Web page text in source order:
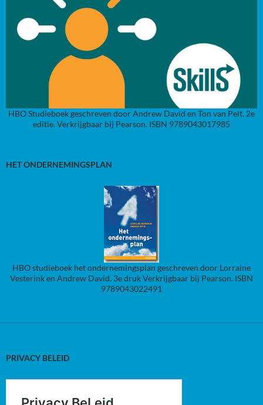
HBO Studieboek geschreven door Andrew David en Ton van Pelt. 2e
editie. Verkrijgbaar bij Pearson. ISBN 9789043017985
HET ONDERNEMINGSPLAN
HBO studieboek het ondernemingsplan geschreven door Lorraine
Vesterink en Andrew David. 3e druk Verkrijgbaar bij Pearson. ISBN
9789043022491
PRIVACY BELEID